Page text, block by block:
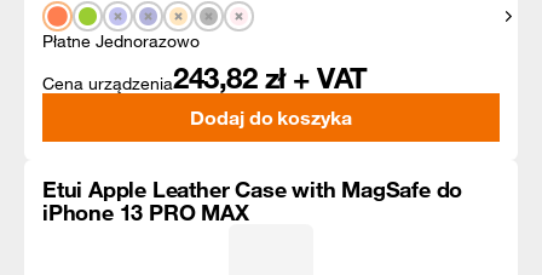
Płatne Jednorazowo
Cena urządzenia243,82 zł + VAT
Dodaj do koszyka
Etui Apple Leather Case with MagSafe do
iPhone 13 PRO MAX